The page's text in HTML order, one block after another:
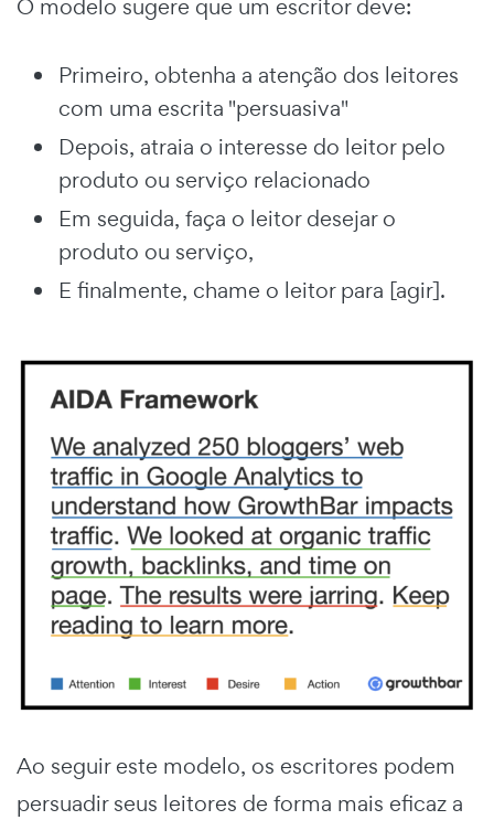
O modelo sugere que um escritor deve:
Primeiro, obtenha a atenção dos leitores
com uma escrita "persuasiva"
Depois, atraia o interesse do leitor pelo
produto ou serviço relacionado
Em seguida, faça o leitor desejar o
produto ou serviço,
E finalmente, chame o leitor para [agir].
Ao seguir este modelo, os escritores podem
persuadir seus leitores de forma mais eficaz a